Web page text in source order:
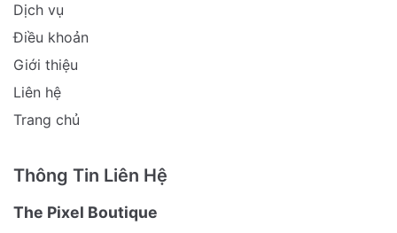
Dịch vụ
Điều khoản
Giới thiệu
Liên hệ
Trang chủ
Thông Tin Liên Hệ
The Pixel Boutique